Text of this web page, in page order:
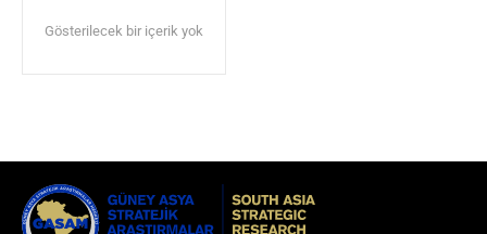
Gösterilecek bir içerik yok